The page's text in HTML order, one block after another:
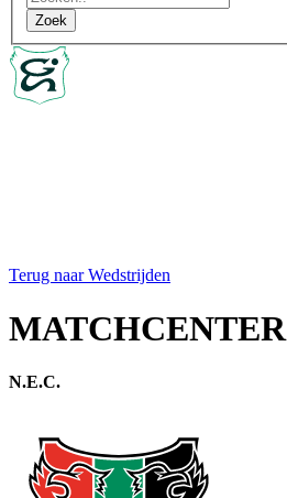
Terug naar Wedstrijden
MATCHCENTER
N.E.C.